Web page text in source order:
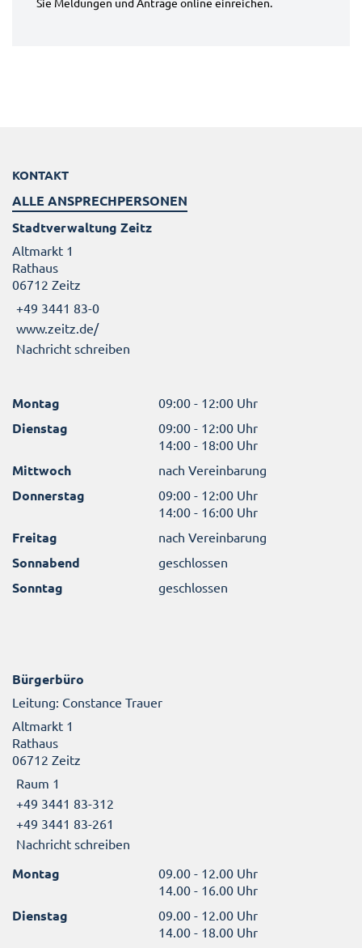
KONTAKT
ALLE ANSPRECHPERSONEN
Stadtverwaltung Zeitz
Altmarkt 1
Rathaus
06712 Zeitz
+49 3441 83-0
www.zeitz.de/
Nachricht schreiben
Montag 09:00 - 12:00 Uhr
Dienstag
09:00 - 12:00 Uhr
14:00 - 18:00 Uhr
Mittwoch nach Vereinbarung
Donnerstag
09:00 - 12:00 Uhr
14:00 - 16:00 Uhr
Freitag nach Vereinbarung
Sonnabend geschlossen
Sonntag geschlossen
Bürgerbüro
Leitung: Constance Trauer
Altmarkt 1
Rathaus
06712 Zeitz
Raum 1
+49 3441 83-312
+49 3441 83-261
Nachricht schreiben
Montag
09.00 - 12.00 Uhr
14.00 - 16.00 Uhr
Dienstag
09.00 - 12.00 Uhr
14.00 - 18.00 Uhr